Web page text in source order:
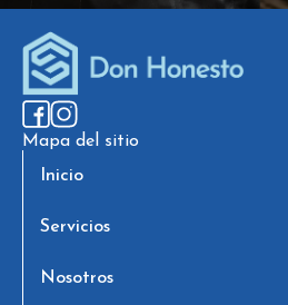
Mapa del sitio
Inicio
Servicios
Nosotros